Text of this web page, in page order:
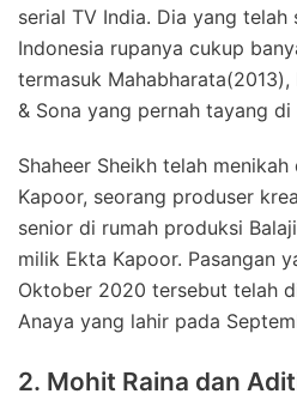
serial TV India. Dia yang
Indonesia rupanya cukup
termasuk
& Sona yang pernah tayang
Shaheer Sheikh telah menikah
Kapoor, seorang produser
senior di rumah produksi
milik Ekta Kapoor. Pasangan
Oktober 2020 tersebut telah
Anaya yang lahir pada
2. Mohit Raina dan